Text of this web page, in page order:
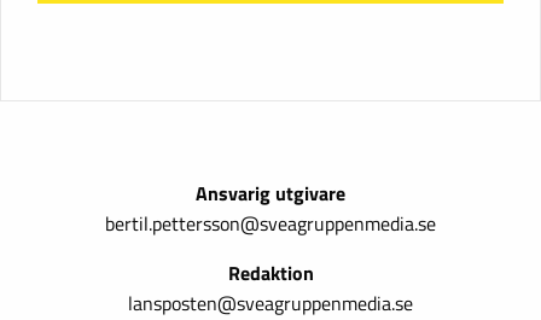
Ansvarig utgivare
bertil.pettersson@sveagruppenmedia.se
Redaktion
lansposten@sveagruppenmedia.se